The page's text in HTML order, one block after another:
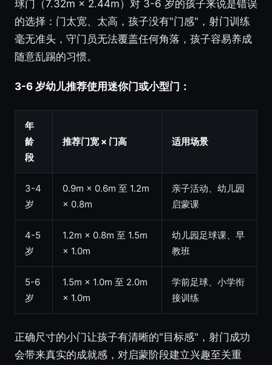
球门（7.32m × 2.44m）对 3-6 岁的孩子来说是错误
的选择：门太宽、太高，孩子没有"门感"，射门训练
毫无准头，守门员无法覆盖任何角落，孩子容易养成
随意乱踢的习惯。
3-6 岁幼儿推荐使用迷你门或小型门：
年
龄
段
推荐门宽 × 门高 适用场景
3-4
岁
0.9m × 0.6m 至 1.2m
× 0.8m
亲子活动、幼儿园
启蒙课
4-5
岁
1.2m × 0.8m 至 1.5m
× 1.0m
幼儿园足球课、早
教班
5-6
岁
1.5m × 1.0m 至 2.0m
× 1.0m
学前足球、小学衔
接训练
正确尺寸的小门让孩子有清晰的"目标感"，射门成功
会带来真实的成就感，对启蒙阶段建立兴趣至关重